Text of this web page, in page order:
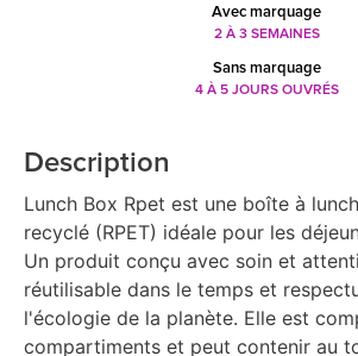
Avec marquage
2 À 3 SEMAINES
Sans marquage
4 À 5 JOURS OUVRÉS
Description
Lunch Box Rpet est une boîte à
recyclé (RPET) idéale pour les
Un produit conçu avec soin et
réutilisable dans le temps et
l'écologie de la planète. Elle est
compartiments et peut contenir au